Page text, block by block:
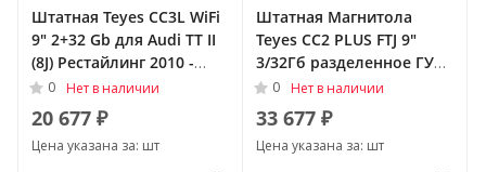
Штатная Teyes CC3L WiFi
9" 2+32 Gb для Audi TT II
(8J) Рестайлинг 2010 -
2014
0 Нет в наличии
20 677 ₽
Цена указана за: шт
Штатная Магнитола
Teyes CC2 PLUS FTJ 9"
3/32Гб разделенное ГУ
(Android 10, 4G, DSP,
QLed) для Audi TT II (8J)
2006 - 2010
0 Нет в наличии
33 677 ₽
Цена указана за: шт